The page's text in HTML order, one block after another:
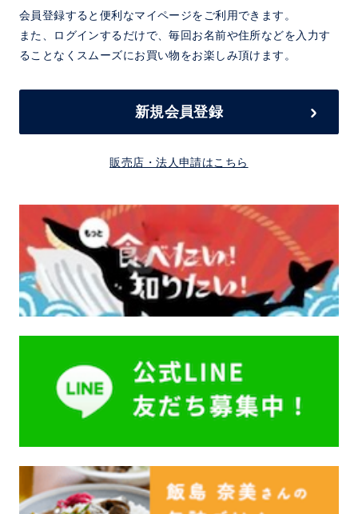
会員登録すると便利なマイページをご利用できます。
また、ログインするだけで、毎回お名前や住所などを入力す
ることなくスムーズにお買い物をお楽しみ頂けます。
新規会員登録
販売店・法人申請はこちら